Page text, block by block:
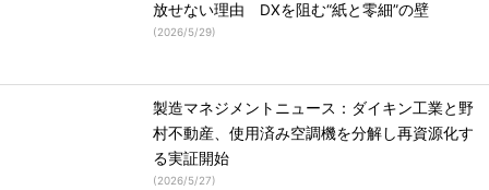
放せない理由 DXを阻む“紙と零細”の壁
(2026/5/29)
製造マネジメントニュース：ダイキン工業と野
村不動産、使用済み空調機を分解し再資源化す
る実証開始
(2026/5/27)